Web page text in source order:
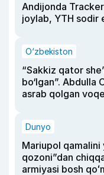
Andijonda
joylab, YTH sodir
O‘zbekiston
“Sakkiz qator
bo‘lgan”.
asrab qolgan
Dunyo
Mariupol qamalini
qozoni”dan
armiyasi bosh